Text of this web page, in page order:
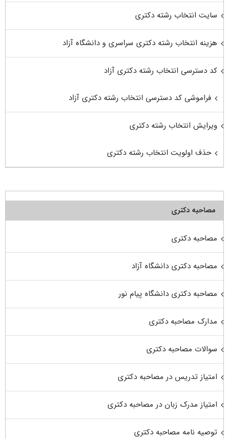
سایت انتخاب رشته دکتری
هزینه انتخاب رشته دکتری سراسری و دانشگاه آزاد
کد دسترسی انتخاب رشته دکتری آزاد
فراموشی کد دسترسی انتخاب رشته دکتری آزاد
ویرایش انتخاب رشته دکتری
حذف اولویت انتخاب رشته دکتری
مصاحبه دکتری
مصاحبه دکتری
مصاحبه دکتری دانشگاه آزاد
مصاحبه دکتری دانشگاه پیام نور
مدارک مصاحبه دکتری
سوالات مصاحبه دکتری
امتیاز تدریس در مصاحبه دکتری
امتیاز مدرک زبان در مصاحبه دکتری
توصیه نامه مصاحبه دکتری